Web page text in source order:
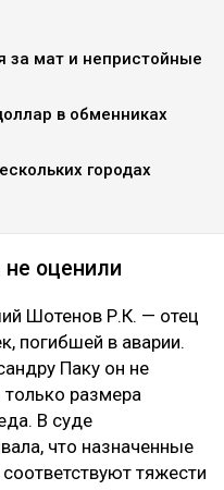
спор о
аль-Фараби. Отец
просил
миллионов тенге,
в обменниках
городах